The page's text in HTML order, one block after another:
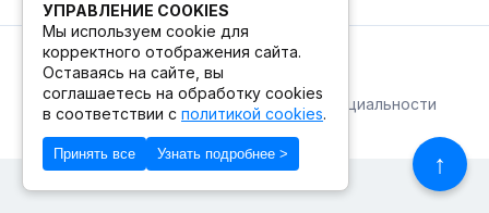
↑
© 2026. ПВЗ! БУТИК.
Публичная офертаПолитика конфиденциальности
© Сделано в Фидживеб
УПРАВЛЕНИЕ COOKIES
Мы используем cookie для
корректного отображения сайта.
Оставаясь на сайте, вы
соглашаетесь на обработку cookies
в соответствии с политикой cookies.
Принять все Узнать подробнее >